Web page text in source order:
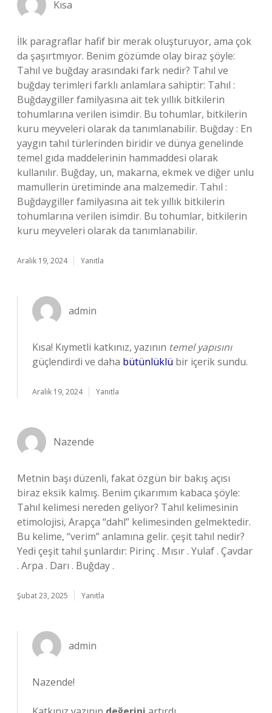
Kısa
İlk paragraflar hafif bir merak oluşturuyor, ama çok
da şaşırtmıyor. Benim gözümde olay biraz şöyle:
Tahıl ve buğday arasındaki fark nedir? Tahıl ve
buğday terimleri farklı anlamlara sahiptir: Tahıl :
Buğdaygiller familyasına ait tek yıllık bitkilerin
tohumlarına verilen isimdir. Bu tohumlar, bitkilerin
kuru meyveleri olarak da tanımlanabilir. Buğday : En
yaygın tahıl türlerinden biridir ve dünya genelinde
temel gıda maddelerinin hammaddesi olarak
kullanılır. Buğday, un, makarna, ekmek ve diğer unlu
mamullerin üretiminde ana malzemedir. Tahıl :
Buğdaygiller familyasına ait tek yıllık bitkilerin
tohumlarına verilen isimdir. Bu tohumlar, bitkilerin
kuru meyveleri olarak da tanımlanabilir.
Aralık 19, 2024 Yanıtla
admin
Kısa! Kıymetli katkınız, yazının temel yapısını
güçlendirdi ve daha bütünlüklü bir içerik sundu.
Aralık 19, 2024 Yanıtla
Nazende
Metnin başı düzenli, fakat özgün bir bakış açısı
biraz eksik kalmış. Benim çıkarımım kabaca şöyle:
Tahıl kelimesi nereden geliyor? Tahıl kelimesinin
etimolojisi, Arapça “dahl” kelimesinden gelmektedir.
Bu kelime, “verim” anlamına gelir. çeşit tahıl nedir?
Yedi çeşit tahıl şunlardır: Pirinç . Mısır . Yulaf . Çavdar
. Arpa . Darı . Buğday .
Şubat 23, 2025 Yanıtla
admin
Nazende!